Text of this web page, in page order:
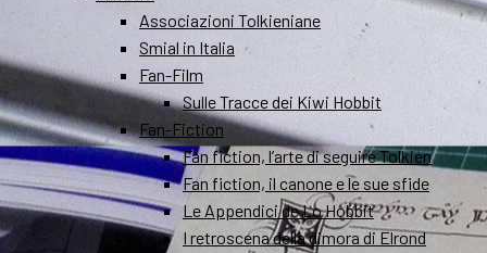
Associazioni Tolkieniane
Smial in Italia
Fan-Film
Sulle Tracce dei Kiwi Hobbit
Fan-Fiction
Fan fiction, l’arte di seguire Tolkien
Fan fiction, il canone e le sue sfide
Le Appendici de Lo Hobbit
I retroscena della dimora di Elrond